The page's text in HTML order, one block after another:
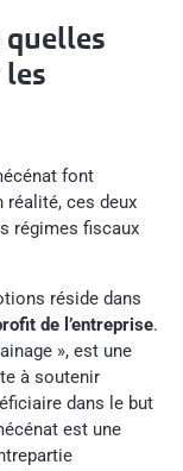
quelles
font
réalité, ces deux
régimes fiscaux
réside dans
de l’entreprise.
», est une
à soutenir
dans le but
est une